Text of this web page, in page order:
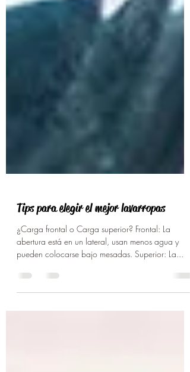
Tips para elegir el mejor lavarropas
¿Carga frontal o Carga superior? Frontal: La
abertura está en un lateral, usan menos agua y